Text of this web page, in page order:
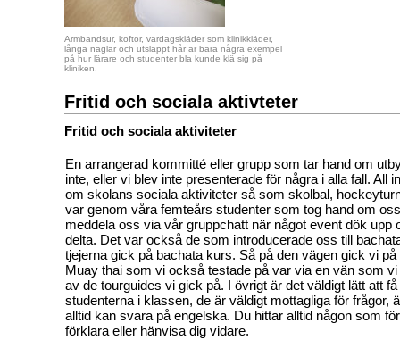
Armbandsur, koftor, vardagskläder som klinikkläder,
långa naglar och utsläppt hår är bara några exempel
på hur lärare och studenter bla kunde klä sig på
kliniken.
Fritid och sociala aktivteter
Fritid och sociala aktiviteter
En arrangerad kommitté eller grupp som tar hand om
inte, eller vi blev inte presenterade för några i alla fall. All
om skolans sociala aktiviteter så som skolbal,
var genom våra femteårs studenter som tog hand om
meddela oss via vår gruppchatt när något event dök upp
delta. Det var också de som introducerade oss till
tjejerna gick på bachata kurs. Så på den vägen gick vi
Muay thai som vi också testade på var via en vän som
av de tourguides vi gick på. I övrigt är det väldigt lätt att
studenterna i klassen, de är väldigt mottagliga för frågor,
alltid kan svara på engelska. Du hittar alltid någon som
förklara eller hänvisa dig vidare.